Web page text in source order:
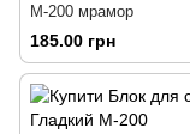
М-200 мрамор
185.00 грн